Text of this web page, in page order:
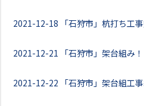
2021-12-18 「石狩市」杭打ち工
2021-12-21 「石狩市」架台組み！
2021-12-22 「石狩市」架台組工